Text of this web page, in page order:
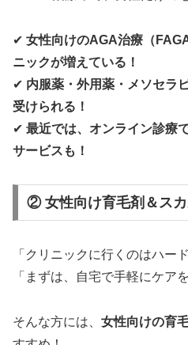
✔ 女性向けのAGA治療（
ニックが増えている！
✔ 内服薬・外用薬・メソセラ
受けられる！
✔ 最近では、オンライン診療
サービスも！
② 女性向け育毛剤＆ス
「クリニックに行くのはハー
「まずは、自宅で手軽にケア
そんな方には、 女性向けの育